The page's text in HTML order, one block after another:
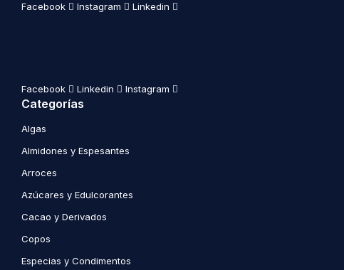
Facebook Instagram Linkedin
Facebook Linkedin Instagram
Categorías
Algas
Almidones y Espesantes
Arroces
Azúcares y Edulcorantes
Cacao y Derivados
Copos
Especias y Condimentos